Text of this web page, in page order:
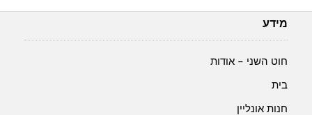
מידע
חוט השני – אודות
בית
חנות אונליין